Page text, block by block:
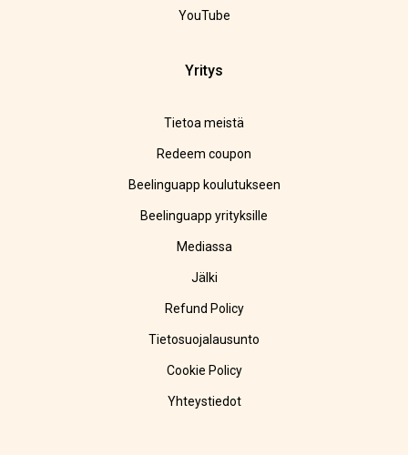
YouTube
Yritys
Tietoa meistä
Redeem coupon
Beelinguapp koulutukseen
Beelinguapp yrityksille
Mediassa
Jälki
Refund Policy
Tietosuojalausunto
Cookie Policy
Yhteystiedot